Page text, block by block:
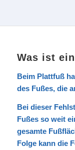
Was ist
Beim Plattfuß
des Fußes, die
Bei dieser
Fußes so weit
gesamte
Folge kann die